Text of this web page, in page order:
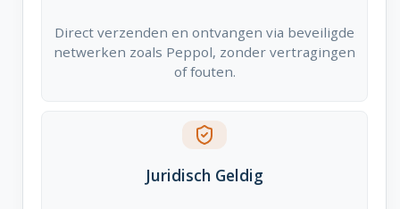
Direct verzenden en ontvangen via beveiligde
netwerken zoals Peppol, zonder vertragingen
of fouten.
Juridisch Geldig